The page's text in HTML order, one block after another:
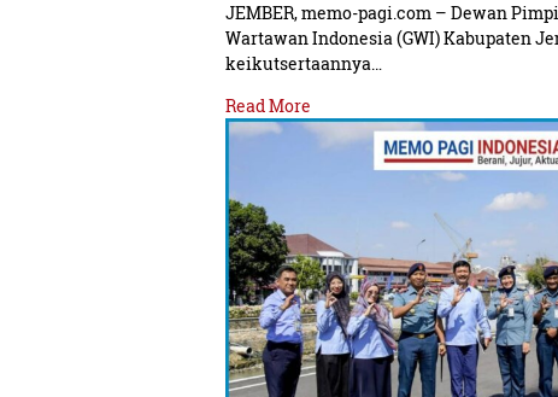
JEMBER, memo-pagi.com – Dewan
Wartawan Indonesia (GWI) Kabupaten
keikutsertaannya…
Read More